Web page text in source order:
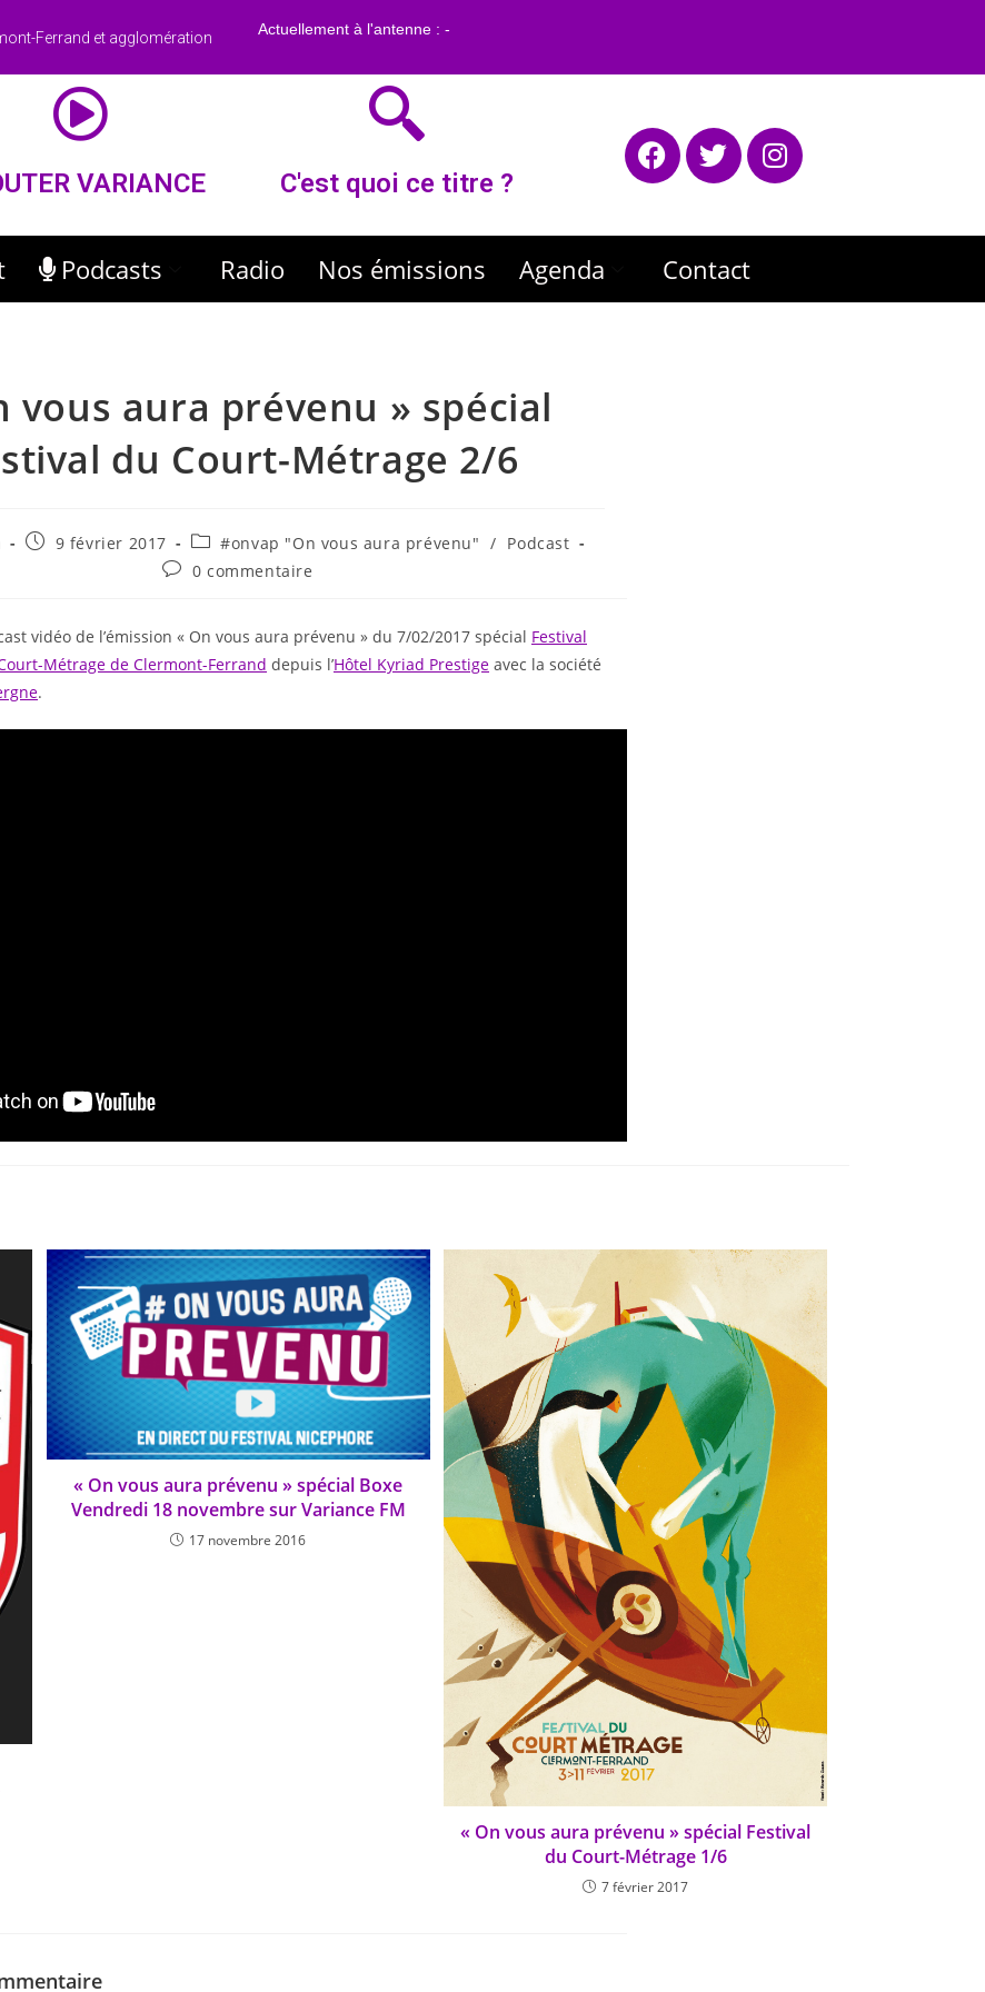
Ferrand et agglomération
VARIANCE C'est quoi ce titre ?
Podcasts Radio Nos émissions Agenda Contact
vous aura prévenu » spécial
du Court-Métrage 2/6
9 février 2017 #onvap "On vous aura prévenu" / Podcast
0 commentaire
vidéo de l’émission « On vous aura prévenu » du 7/02/2017 spécial Festival
Métrage de Clermont-Ferrand depuis l’Hôtel Kyriad Prestige avec la société
.
« On vous aura prévenu » spécial Boxe
Vendredi 18 novembre sur Variance FM
17 novembre 2016
« On vous aura prévenu » spécial Festival
du Court-Métrage 1/6
7 février 2017